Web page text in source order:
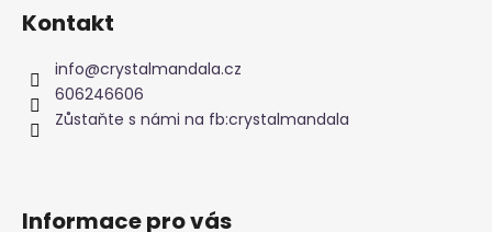
Kontakt
info@crystalmandala.cz
606246606
Zůstaňte s námi na fb:crystalmandala
Informace pro vás